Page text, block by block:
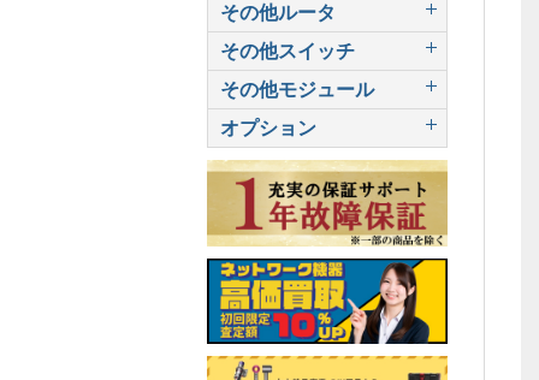
その他ルータ
その他スイッチ
その他モジュール
オプション